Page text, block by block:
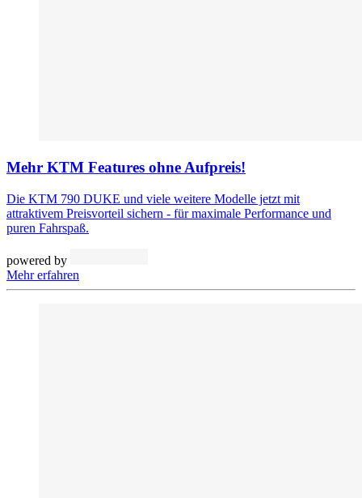
Mehr KTM Features ohne Aufpreis!
Die KTM 790 DUKE und viele weitere Modelle jetzt mit
attraktivem Preisvorteil sichern - für maximale Performance und
puren Fahrspaß.
powered by
Mehr erfahren